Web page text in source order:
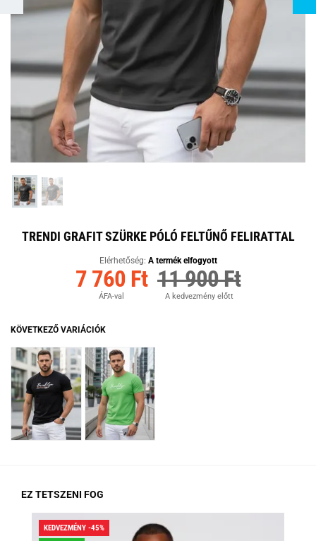
TRENDI GRAFIT SZÜRKE PÓLÓ FELTŰNŐ FELIRATTAL
Elérhetőség: A termék elfogyott
7 760 Ft
ÁFA-val
11 900 Ft
A kedvezmény előtt
KÖVETKEZŐ VARIÁCIÓK
EZ TETSZENI FOG
KEDVEZMÉNY -45%